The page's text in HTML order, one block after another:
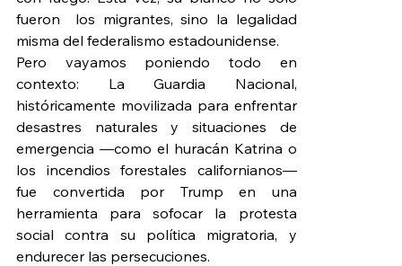
fueron  los migrantes, sino la legalidad
misma del federalismo estadounidense.
Pero vayamos poniendo todo en
contexto: La Guardia Nacional,
históricamente movilizada para enfrentar
desastres naturales y situaciones de
emergencia —como el huracán Katrina o
los incendios forestales californianos—
fue convertida por Trump en una
herramienta para sofocar la protesta
social contra su política migratoria, y
endurecer las persecuciones.